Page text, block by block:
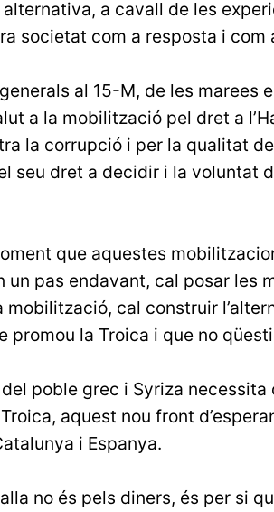
a cavall de les
societat com a resposta i
al 15-M, de les marees
a la mobilització pel dret a
la corrupció i per la qualitat
seu dret a decidir i la voluntat
que aquestes
un pas endavant, cal posar les
mobilització, cal construir
promou la Troica i que no
poble grec i Syriza necessita
aquest nou front
i Espanya.
no és pels diners, és per si